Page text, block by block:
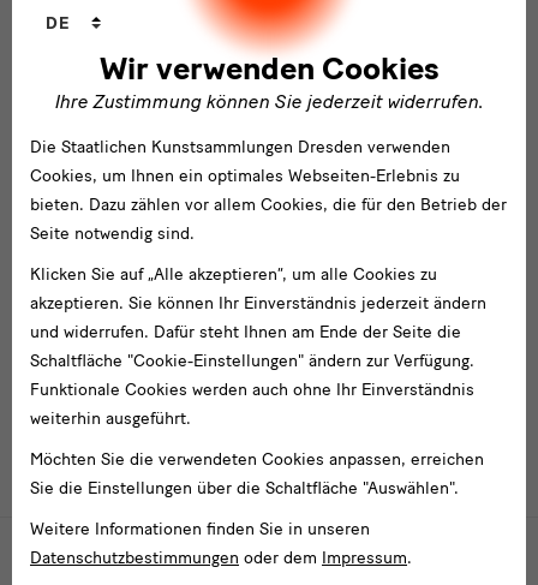
DAPHNE-Projekt der Staatlichen
Kunstsammlungen Dresden
Das DAPHNE-Projekt ist ein Recherche-, Erfassungs- und
Inventurprojekt für mehrere Millionen Objekte.
Überschrift
TIMELINE LISTENANSICHT
2012 2013
Wir verwenden Cookies
Ihre Zustimmung können Sie jederzeit widerrufen.
Sprachwechsler
DE
Die Staatlichen Kunstsammlungen Dresden verwenden
Cookies, um Ihnen ein optimales Webseiten-Erlebnis zu
bieten. Dazu zählen vor allem Cookies, die für den Betrieb der
Seite notwendig sind.
Klicken Sie auf „Alle akzeptieren“, um alle Cookies zu
akzeptieren. Sie können Ihr Einverständnis jederzeit ändern
und widerrufen. Dafür steht Ihnen am Ende der Seite die
Schaltfläche "Cookie-Einstellungen" ändern zur Verfügung.
Funktionale Cookies werden auch ohne Ihr Einverständnis
weiterhin ausgeführt.
Möchten Sie die verwendeten Cookies anpassen, erreichen
Sie die Einstellungen über die Schaltfläche "Auswählen".
Weitere Informationen finden Sie in unseren
Datenschutzbestimmungen oder dem Impressum.